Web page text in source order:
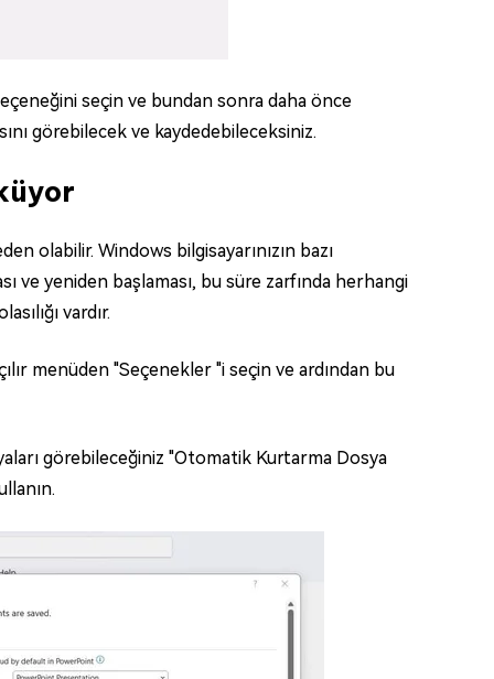
seçin ve bundan sonra daha önce
görebilecek ve kaydedebileceksiniz.
olabilir. Windows bilgisayarınızın bazı
ve yeniden başlaması, bu süre zarfında herhangi
vardır.
menüden "Seçenekler "i seçin ve ardından bu
görebileceğiniz "Otomatik Kurtarma Dosya